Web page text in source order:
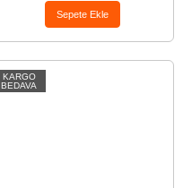
Sepete Ekle
KARGO
BEDAVA